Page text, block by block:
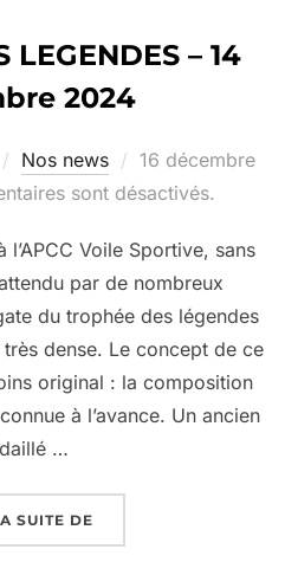
LEGENDES – 14
2024
Nos news
16 décembre
sont désactivés.
l’APCC Voile Sportive, sans
par de nombreux
du trophée des légendes
dense. Le concept de ce
original : la composition
à l’avance. Un ancien
…
SUITE DE